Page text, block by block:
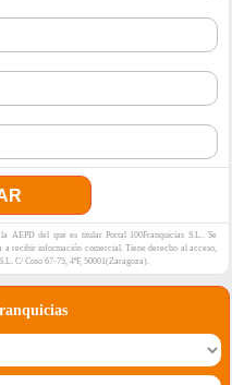
AEPD del que es titular Portal 100Franquicias S.L.. Se
recibir información comercial. Tiene derecho al acceso,
C/ Coso 67-75, 4ºF, 50001(Zaragoza).